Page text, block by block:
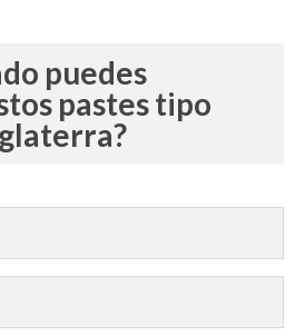
puedes
pastes tipo